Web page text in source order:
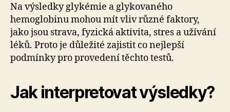
Na výsledky glykémie a glykovaného
hemoglobinu mohou mít vliv různé faktory,
jako jsou strava, fyzická aktivita, stres a užívání
léků. Proto je důležité zajistit co nejlepší
podmínky pro provedení těchto testů.
Jak interpretovat výsledky?